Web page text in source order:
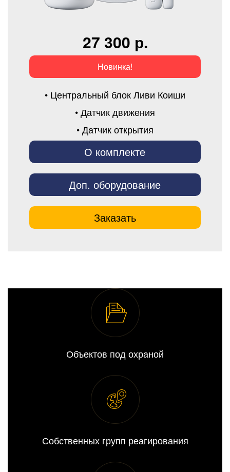
27 300 р.
Новинка!
• Центральный блок Ливи Коиши
• Датчик движения
• Датчик открытия
О комплекте
Доп. оборудование
Заказать
Объектов под охраной
Собственных групп реагирования